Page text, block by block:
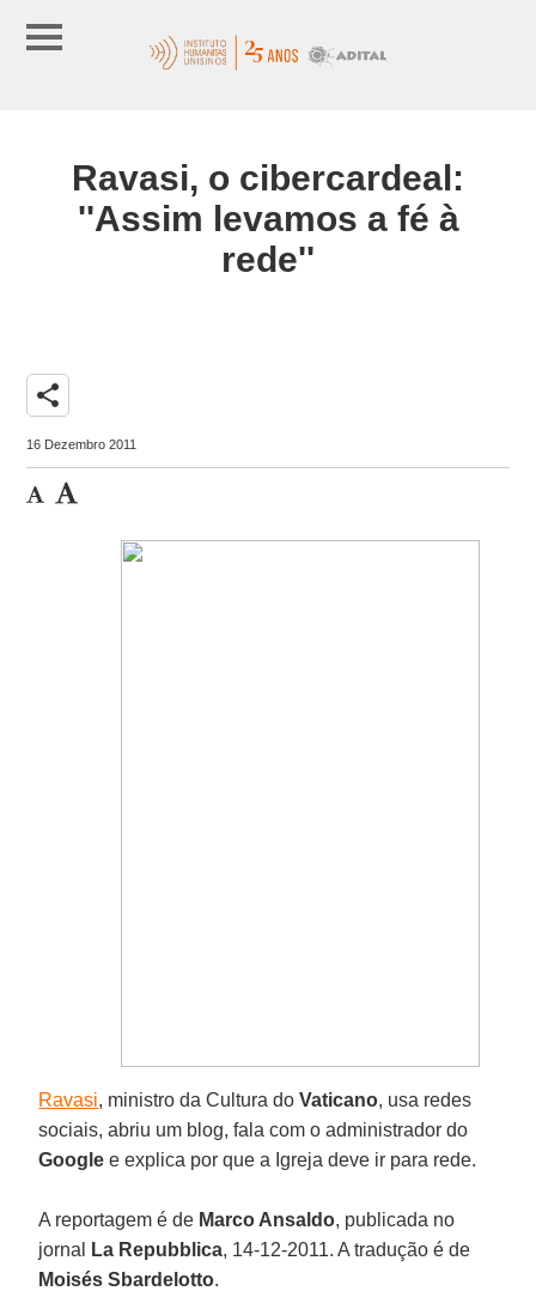
Ravasi, o cibercardeal:
''Assim levamos a fé à
rede''
share
16 Dezembro 2011
Ravasi, ministro da Cultura doVaticano, usa redes
sociais, abriu um blog, fala com o administrador do
Googlee explica por que a Igreja deve ir para rede.
A reportagem é de Marco Ansaldo, publicada no
jornal
La Repubblica, 14-12-2011. A tradução é de
Moisés Sbardelotto.